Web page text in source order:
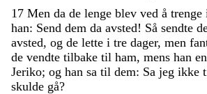
17 Men da de lenge blev ved å trenge
han: Send dem da avsted! Så sendte
avsted, og de lette i tre dager, men
de vendte tilbake til ham, mens han
Jeriko; og han sa til dem: Sa jeg ikke
skulde gå?